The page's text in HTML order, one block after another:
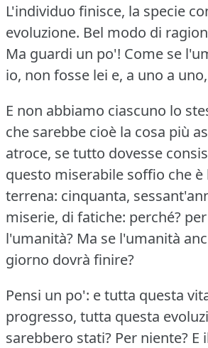
L'individuo finisce, la specie
evoluzione. Bel modo di
Ma guardi un po'! Come se
io, non fosse lei e, a uno a
E non abbiamo ciascuno lo
che sarebbe cioè la cosa più
atroce, se tutto dovesse
questo miserabile soffio che è
terrena: cinquanta,
miserie, di fatiche: perché?
l'umanità? Ma se l'umanità
giorno dovrà finire?
Pensi un po': e tutta questa
progresso, tutta questa
sarebbero stati? Per niente? E